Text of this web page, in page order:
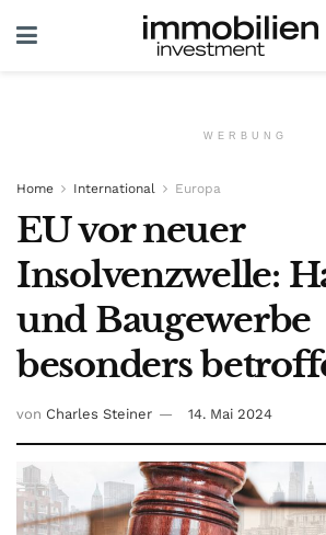
WERBUNG
Home International Europa
EU vor neuer
Insolvenzwelle:
und Baugewerbe
besonders
von Charles Steiner 14. Mai 2024